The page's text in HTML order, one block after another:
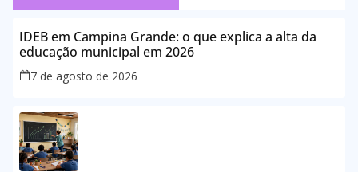
IDEB em Campina Grande: o que explica a alta da
educação municipal em 2026
7 de agosto de 2026